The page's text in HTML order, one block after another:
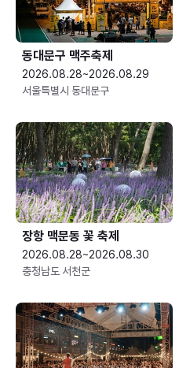
동대문구 맥주축제
2026.08.28~2026.08.29
서울특별시 동대문구
장항 맥문동 꽃 축제
2026.08.28~2026.08.30
충청남도 서천군